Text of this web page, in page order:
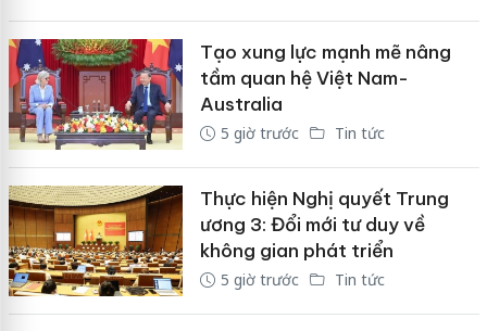
Tạo xung lực mạnh mẽ nâng
tầm quan hệ Việt Nam-
Australia
5 giờ trước Tin tức
Thực hiện Nghị quyết Trung
ương 3: Đổi mới tư duy về
không gian phát triển
5 giờ trước Tin tức